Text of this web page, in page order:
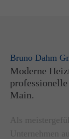
Bruno Dahm
Moderne
Main.
Als
Unternehmen